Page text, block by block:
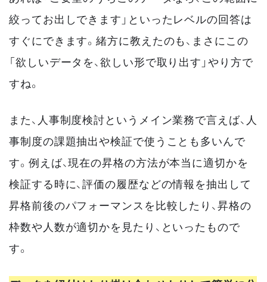
絞ってお出しできます」といったレベルの回答は
すぐにできます。緒方に教えたのも、まさにこの
「欲しいデータを、欲しい形で取り出す」やり方で
すね。
また、人事制度検討というメイン業務で言えば、人
事制度の課題抽出や検証で使うことも多いんで
す。例えば、現在の昇格の方法が本当に適切かを
検証する時に、評価の履歴などの情報を抽出して
昇格前後のパフォーマンスを比較したり、昇格の
枠数や人数が適切かを見たり、といったもので
す。